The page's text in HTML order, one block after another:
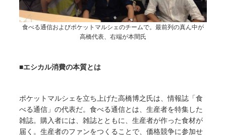
食べる通信およびポケットマルシェのチームで。最前列の真ん中が
高橋代表、右端が本間氏
■エシカル消費の本質とは
ポケットマルシェを立ち上げた高橋博之氏は、情報誌「食
べる通信」の代表だ。食べる通信とは、生産者を特集した
雑誌。購入者には、雑誌とともに、生産者が作った食材が
届く。生産者のファンをつくることで、価格競争に参加せ